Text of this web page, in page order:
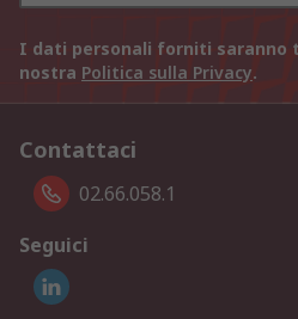
I dati personali forniti saranno
nostra Politica sulla Privacy.
Contattaci
02.66.058.1
Seguici